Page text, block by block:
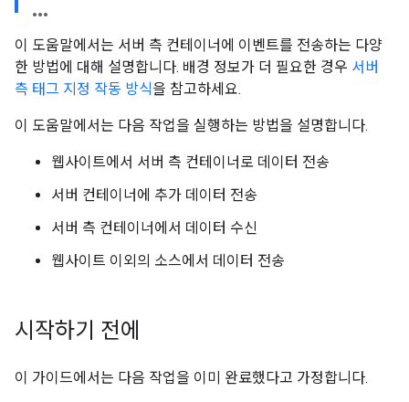
이 도움말에서는 서버 측 컨테이너에 이벤트를 전송하는 다양
한 방법에 대해 설명합니다. 배경 정보가 더 필요한 경우 서버
측 태그 지정 작동 방식을 참고하세요.
이 도움말에서는 다음 작업을 실행하는 방법을 설명합니다.
웹사이트에서 서버 측 컨테이너로 데이터 전송
서버 컨테이너에 추가 데이터 전송
서버 측 컨테이너에서 데이터 수신
웹사이트 이외의 소스에서 데이터 전송
시작하기 전에
이 가이드에서는 다음 작업을 이미 완료했다고 가정합니다.